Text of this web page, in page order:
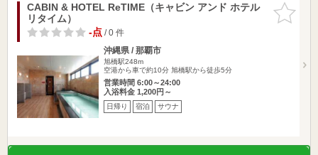
お気に入
りに追加
CABIN & HOTEL ReTIME（キャビン アンド ホテル
リタイム）
-点/ 0 件
沖縄県 / 那覇市
旭橋駅248m
空港から車で約10分 旭橋駅から徒歩5分
営業時間 6:00～24:00
入浴料金 1,200円～
日帰り 宿泊 サウナ